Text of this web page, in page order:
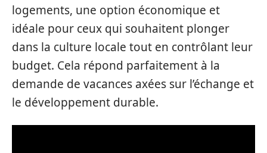
logements, une option économique et
idéale pour ceux qui souhaitent plonger
dans la culture locale tout en contrôlant leur
budget. Cela répond parfaitement à la
demande de vacances axées sur l’échange et
le développement durable.